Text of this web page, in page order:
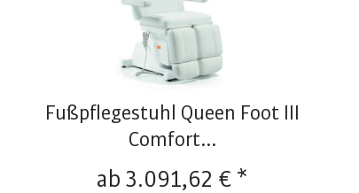
Fußpflegestuhl Queen Foot III
Comfort...
ab 3.091,62 € *